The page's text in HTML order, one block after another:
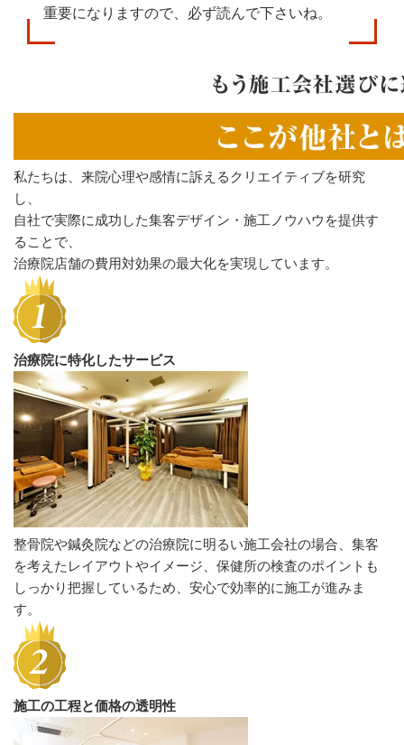
重要になりますので、必ず読んで下さいね。
私たちは、来院心理や感情に訴えるクリエイティブを研究
し、
自社で実際に成功した集客デザイン・施工ノウハウを提供す
ることで、
治療院店舗の費用対効果の最大化を実現しています。
治療院に特化したサービス
整骨院や鍼灸院などの治療院に明るい施工会社の場合、集客
を考えたレイアウトやイメージ、保健所の検査のポイントも
しっかり把握しているため、安心で効率的に施工が進みま
す。
施工の工程と価格の透明性